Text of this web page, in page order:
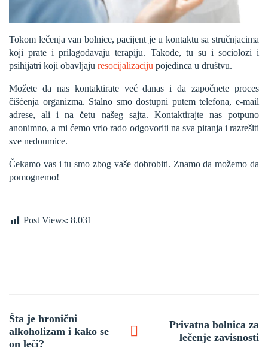
Tokom lečenja van bolnice, pacijent je u kontaktu sa stručnjacima
koji prate i prilagođavaju terapiju. Takođe, tu su i sociolozi i
psihijatri koji obavljaju resocijalizaciju pojedinca u društvu.
Možete da nas kontaktirate već danas i da započnete proces
čišćenja organizma. Stalno smo dostupni putem telefona, e-mail
adrese, ali i na četu našeg sajta. Kontaktirajte nas potpuno
anonimno, a mi ćemo vrlo rado odgovoriti na sva pitanja i razrešiti
sve nedoumice.
Čekamo vas i tu smo zbog vaše dobrobiti. Znamo da možemo da
pomognemo!
Post Views: 8.031
navigation
Šta je hronični
alkoholizam i kako se
on leči?
Privatna bolnica za
lečenje zavisnosti